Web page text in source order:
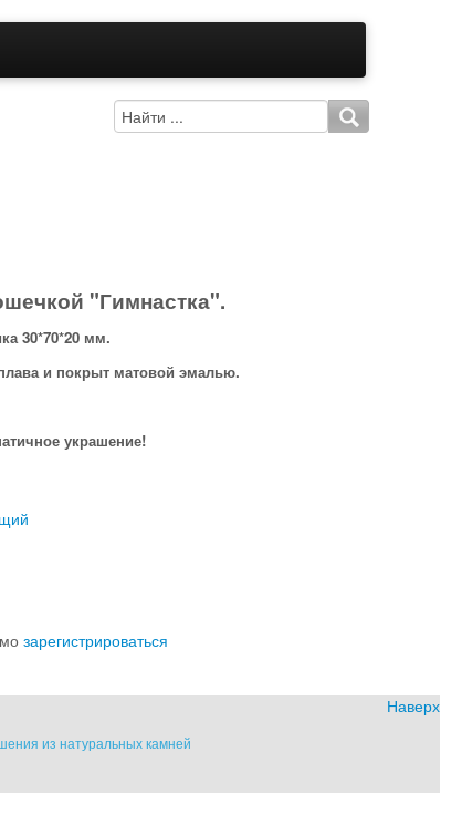
"Гимнастка".
30*70*20 мм.
и покрыт матовой эмалью.
украшение!
зарегистрироваться
Наверх
из натуральных камней